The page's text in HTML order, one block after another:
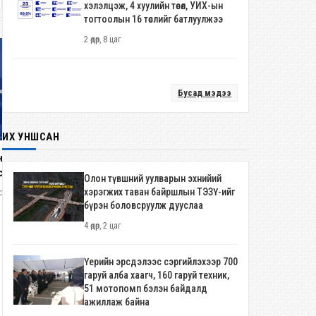
хяналтын хоёр удаагийн
345 хүн оролцжээ
хоног
хэлэлцэж, 4 хуулийн төсөл, УИХ-ын
тогтоолын 16 төслийг батлуулжээ
2 өдөр, 8 цаг
Бусад мэдээ
ИХ УНШСАН
Олон түвшний уулварын эхнийий
хэрэгжих таван байршлын ТЭЗҮ-ийг
бүрэн боловсруулж дууслаа
4 өдөр, 2 цаг
Үерийн эрсдэлээс сэргийлэхээр 700
гаруй алба хаагч, 160 гаруй техник,
51 мотопомп бэлэн байдалд
ажиллаж байна